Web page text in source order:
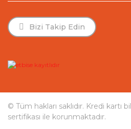
© Tüm hakları saklıdır. Kredi kartı
sertifikası ile korunmaktadır.